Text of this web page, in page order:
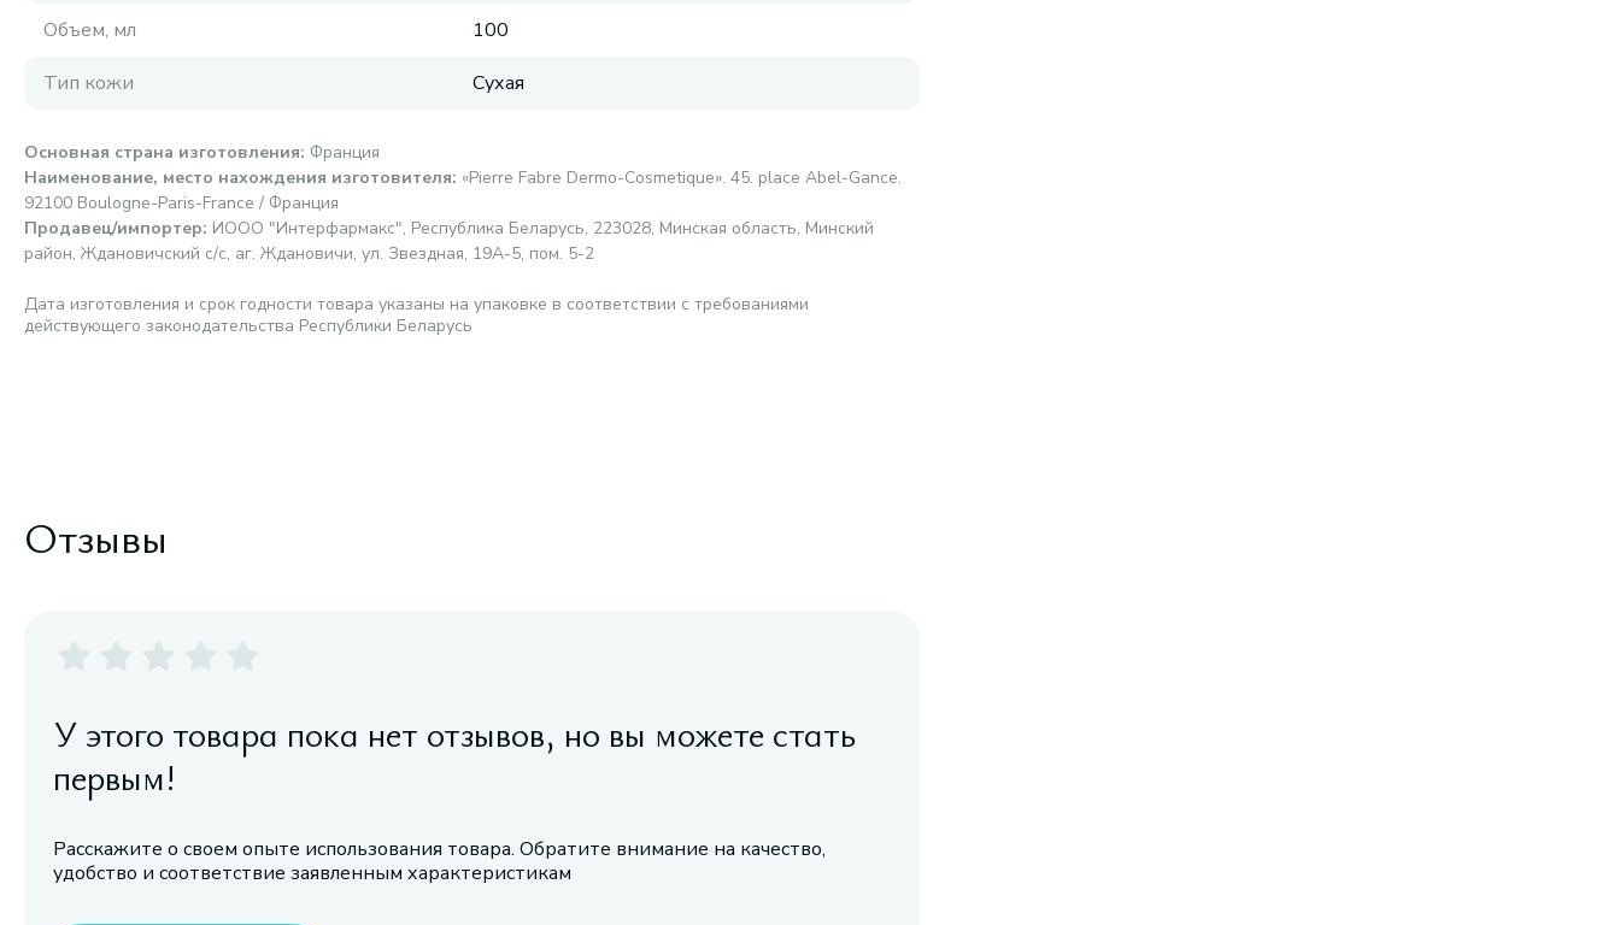
Объем, мл
100
Тип кожи
Сухая
Основная страна изготовления: Франция
Наименование, место нахождения изготовителя: «Pierre Fabre Dermo-Cosmetique». 45. place Abel-Gance.
92100 Boulogne-Paris-France / Франция
Продавец/импортер: ИООО "Интерфармакс", Республика Беларусь, 223028, Минская область, Минский
район, Ждановичский с/с, аг. Ждановичи, ул. Звездная, 19А-5, пом. 5-2
Дата изготовления и срок годности товара указаны на упаковке в соответствии с требованиями
действующего законодательства Республики Беларусь
Отзывы
У этого товара пока нет отзывов, но вы можете стать
первым!
Расскажите о своем опыте использования товара. Обратите внимание на качество,
удобство и соответствие заявленным характеристикам